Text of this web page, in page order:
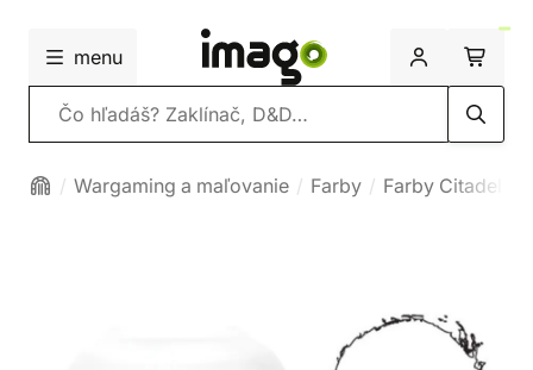
menu
Vyhľadávanie
Wargaming a maľovanie Farby Farby Citadel